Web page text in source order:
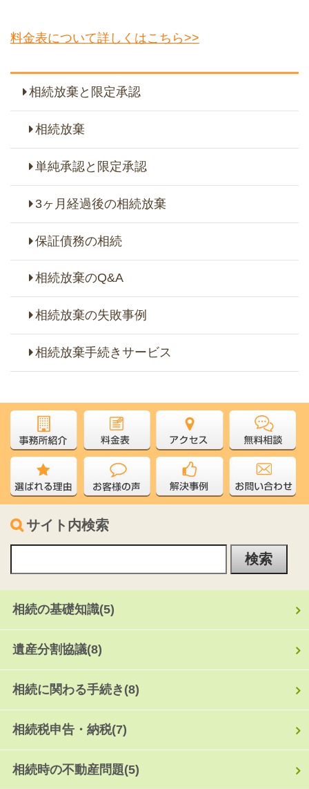
料金表について詳しくはこちら>>
相続放棄と限定承認
相続放棄
単純承認と限定承認
3ヶ月経過後の相続放棄
保証債務の相続
相続放棄のQ&A
相続放棄の失敗事例
相続放棄手続きサービス
サイト内検索
相続の基礎知識(5)
遺産分割協議(8)
相続に関わる手続き (8)
相続税申告・納税(7)
相続時の不動産問題(5)